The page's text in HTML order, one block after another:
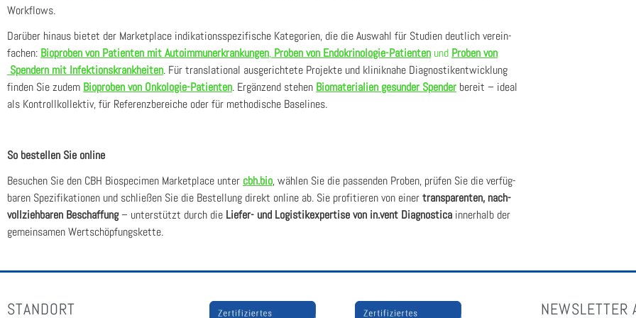
Work­flows.
Dar­über hin­aus bie­tet der Mar­ket­place indi­ka­ti­ons­spe­zi­fi­sche Kate­go­rien, die die Aus­wahl für Stu­di­en deut­lich ver­ein­
fa­chen: Bio­pro­ben von Pati­en­ten mit Auto­im­mun­erkran­kun­gen, Pro­ben von Endo­kri­no­lo­gie-Pati­en­ten und Pro­ben von
Spen­dern mit Infek­ti­ons­krank­hei­ten. Für trans­la­tio­nal aus­ge­rich­te­te Pro­jek­te und kli­nik­na­he Dia­gnos­tik­ent­wick­lung
fin­den Sie zudem Bio­pro­ben von Onko­lo­gie-Pati­en­ten. Ergän­zend ste­hen Bio­ma­te­ria­li­en gesun­der Spen­der bereit – ide­al
als Kon­troll­kol­lek­tiv, für Refe­renz­be­rei­che oder für metho­di­sche Base­lines.
So bestel­len Sie online
Besu­chen Sie den CBH Bio­spe­ci­men Mar­ket­place unter cbh.bio, wäh­len Sie die pas­sen­den Pro­ben, prü­fen Sie die ver­füg­
ba­ren Spe­zi­fi­ka­tio­nen und schlie­ßen Sie die Bestel­lung direkt online ab. Sie pro­fi­tie­ren von einertrans­pa­ren­ten, nach­
voll­zieh­ba­ren Beschaf­fung– unter­stützt durch die Lie­fer- und Logis­tik­ex­per­ti­se von in.vent Dia­gno­sti­ca inner­halb der
gemein­sa­men Wert­schöp­fungs­ket­te.
STANDORT NEWSLETTER